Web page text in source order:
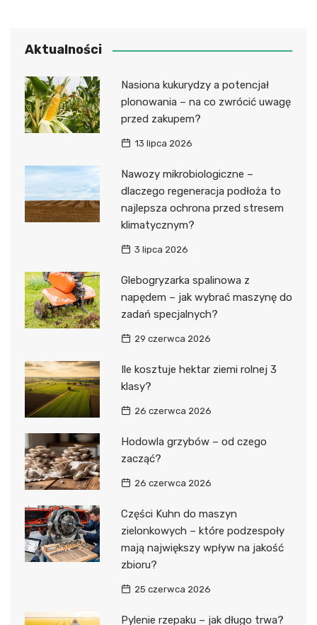
Aktualności
Nasiona kukurydzy a potencjał
plonowania – na co zwrócić uwagę
przed zakupem?
13 lipca 2026
Nawozy mikrobiologiczne –
dlaczego regeneracja podłoża to
najlepsza ochrona przed stresem
klimatycznym?
3 lipca 2026
Glebogryzarka spalinowa z
napędem – jak wybrać maszynę do
zadań specjalnych?
29 czerwca 2026
Ile kosztuje hektar ziemi rolnej 3
klasy?
26 czerwca 2026
Hodowla grzybów – od czego
zacząć?
26 czerwca 2026
Części Kuhn do maszyn
zielonkowych – które podzespoły
mają największy wpływ na jakość
zbioru?
25 czerwca 2026
Pylenie rzepaku – jak długo trwa?